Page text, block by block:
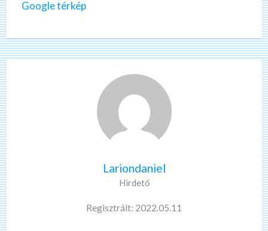
Google térkép
Lariondaniel
Hirdető
Regisztrált: 2022.05.11